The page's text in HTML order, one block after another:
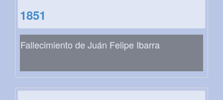
1851
Fallecimiento de Juán Felipe Ibarra